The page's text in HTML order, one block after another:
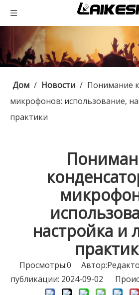
Дом / Новости / Понимание
микрофонов: использование,
практики
настройка и
Просмотры:0
публикации: 2024-09-02